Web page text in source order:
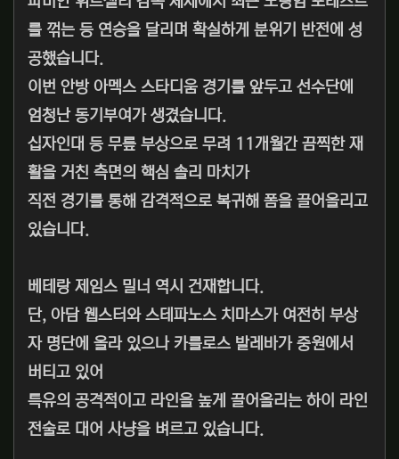
를 꺾는 등 연승을 달리며 확실하게 분위기 반전에 성
공했습니다.
이번 안방 아멕스 스타디움 경기를 앞두고 선수단에
엄청난 동기부여가 생겼습니다.
십자인대 등 무릎 부상으로 무려 11개월간 끔찍한 재
활을 거친 측면의 핵심 솔리 마치가
직전 경기를 통해 감격적으로 복귀해 폼을 끌어올리고
있습니다.
베테랑 제임스 밀너 역시 건재합니다.
단, 아담 웹스터와 스테파노스 치마스가 여전히 부상
자 명단에 올라 있으나 카를로스 발레바가 중원에서
버티고 있어
특유의 공격적이고 라인을 높게 끌어올리는 하이 라인
전술로 대어 사냥을 벼르고 있습니다.